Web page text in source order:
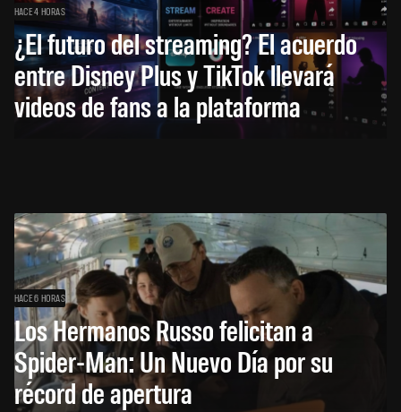
HACE 4 HORAS
¿El futuro del streaming? El acuerdo
entre Disney Plus y TikTok llevará
videos de fans a la plataforma
HACE 6 HORAS
Los Hermanos Russo felicitan a
Spider-Man: Un Nuevo Día por su
récord de apertura